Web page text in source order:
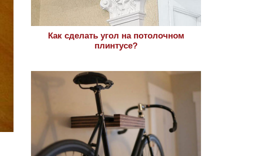
Как сделать угол на потолочном
плинтусе?